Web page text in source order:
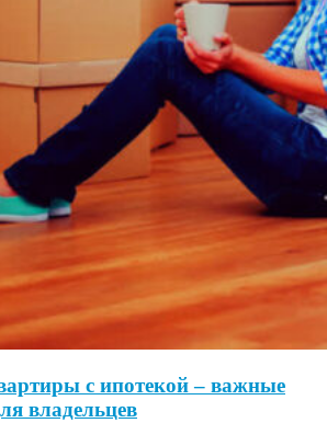
с ипотекой – важные
владельцев